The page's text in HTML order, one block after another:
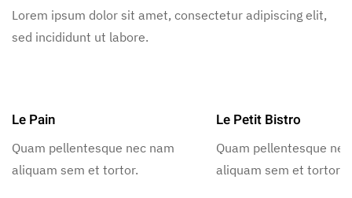
Lorem ipsum dolor sit amet, consectetur adipiscing elit,
sed incididunt ut labore.
Le Pain
Quam pellentesque nec nam
aliquam sem et tortor.
Le Petit Bistro
Quam pellentesque
aliquam sem et tortor.